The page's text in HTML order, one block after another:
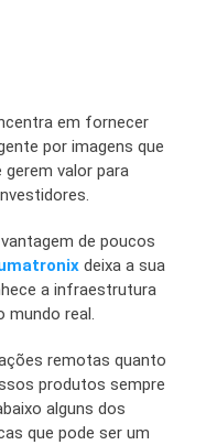
em fornecer
por imagens que
valor para
de poucos
deixa a sua
a infraestrutura
mundo real.
remotas quanto
produtos sempre
alguns dos
que pode ser um